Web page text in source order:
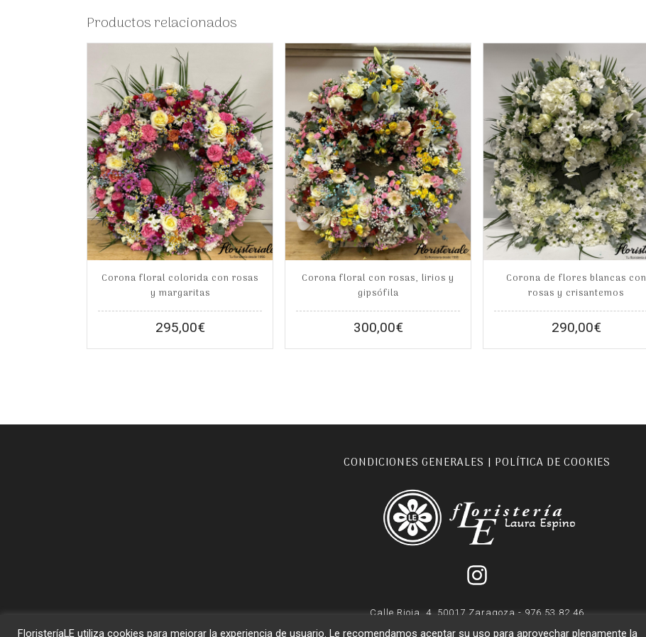
Productos relacionados
Corona floral colorida con rosas
y margaritas
295,00€
Corona floral con rosas, lirios y
gipsófila
300,00€
Corona de flores blancas con
rosas y crisantemos
290,00€
CONDICIONES GENERALES POLÍTICA DE COOKIES
Calle Rioja, 4, 50017 Zaragoza - 976 53 82 46
FloristeríaLE utiliza cookies para mejorar la experiencia de usuario. Le recomendamos aceptar su uso para aprovechar plenamente la